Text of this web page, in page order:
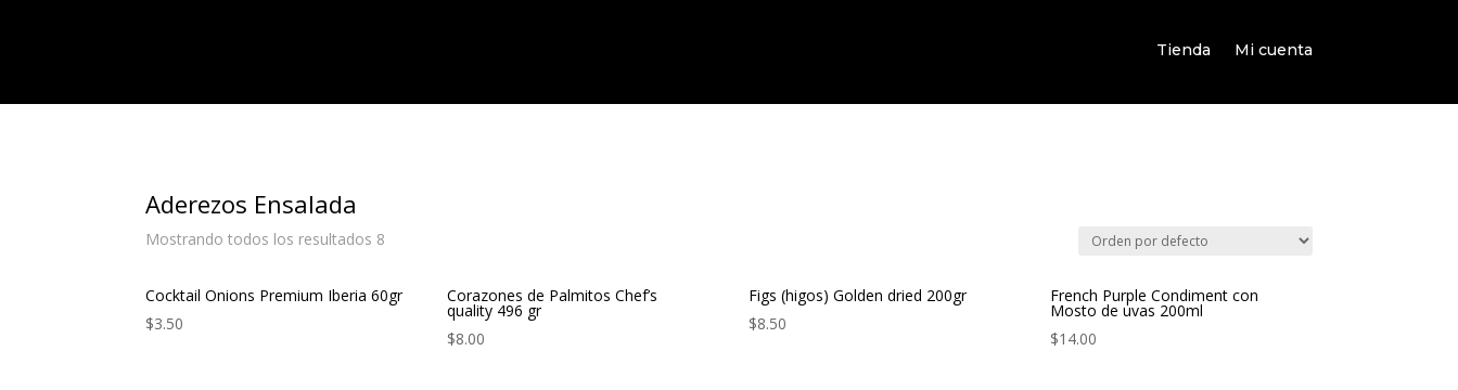
Tienda Mi cuenta
Aderezos Ensalada
Mostrando todos los resultados 8
Cocktail Onions Premium Iberia 60gr
$3.50
Corazones de Palmitos Chef’s
quality 496 gr
$8.00
Figs (higos) Golden dried 200gr
$8.50
French Purple Condiment con
Mosto de uvas 200ml
$14.00